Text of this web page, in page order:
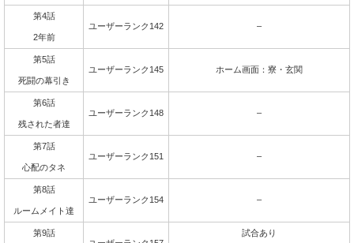
第4話
2年前
ユーザーランク142 –
第5話
死闘の幕引き
ユーザーランク145 ホーム画面：寮・玄関
第6話
残された者達
ユーザーランク148 –
第7話
心配のタネ
ユーザーランク151 –
第8話
ルームメイト達
ユーザーランク154 –
第9話 試合あり